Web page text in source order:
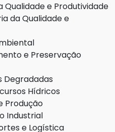
Qualidade e Produtividade
da Qualidade e
e Preservação
Degradadas
Hídricos
Produção
Industrial
e Logística